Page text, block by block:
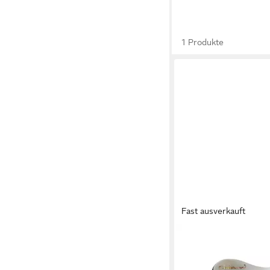
1 Produkte
Fast ausverkauft
mit Untertasse